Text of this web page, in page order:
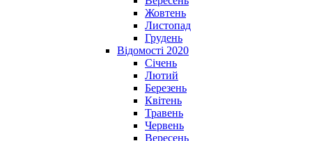
Жовтень
Листопад
Грудень
Відомості 2020
Січень
Лютий
Березень
Квітень
Травень
Червень
Вересень